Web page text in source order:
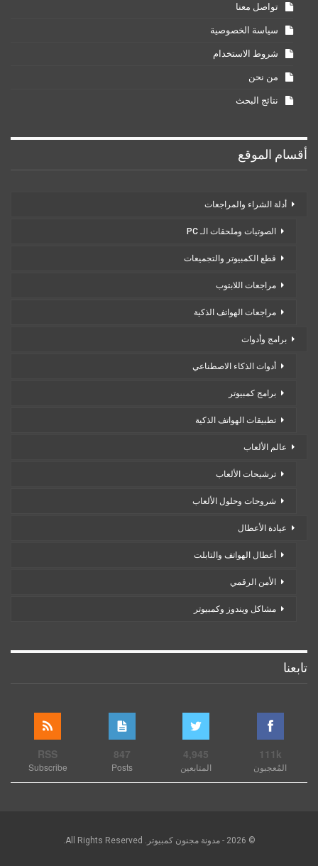
تواصل معنا
سياسة الخصوصية
شروط الاستخدام
من نحن
نتائج البحث
أقسام الموقع
أدلة الشراء والمراجعات
الصوتيات وملحقات الـ PC
قطع الكمبيوتر والتجميعات
مراجعات اللابتوب
مراجعات الهواتف الذكية
برامج وأدوات
أدوات الذكاء الاصطناعي
برامج كمبيوتر
تطبيقات الهواتف الذكية
عالم الألعاب
ترشيحات الألعاب
شروحات وحلول الألعاب
عيادة الأعطال
أعطال الهواتف والتابلت
الأمن الرقمي
مشاكل ويندوز وكمبيوتر
تابعنا
111k
المُعجبون
4,945
المتابعين
847
Posts
RSS
Subscribe
© 2026 - مدونة مجنون كمبيوتر. All Rights Reserved.